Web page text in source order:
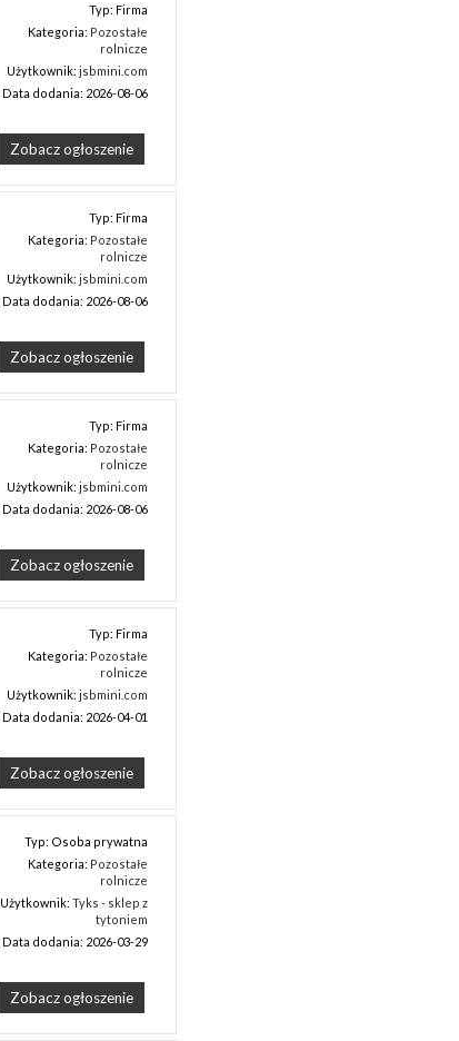
Typ: Firma
Kategoria: Pozostałe
rolnicze
Użytkownik:jsbmini.com
Data dodania: 2026-08-06
Zobacz ogłoszenie
Typ: Firma
Kategoria: Pozostałe
rolnicze
Użytkownik:jsbmini.com
Data dodania: 2026-08-06
Zobacz ogłoszenie
Typ: Firma
Kategoria: Pozostałe
rolnicze
Użytkownik:jsbmini.com
Data dodania: 2026-08-06
Zobacz ogłoszenie
Typ: Firma
Kategoria: Pozostałe
rolnicze
Użytkownik:jsbmini.com
Data dodania: 2026-04-01
Zobacz ogłoszenie
Typ: Osoba prywatna
Kategoria: Pozostałe
rolnicze
Użytkownik:Tyks - sklep z
tytoniem
Data dodania: 2026-03-29
Zobacz ogłoszenie